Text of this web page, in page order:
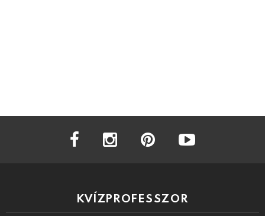
facebook instagram
KVÍZPROFESSZOR